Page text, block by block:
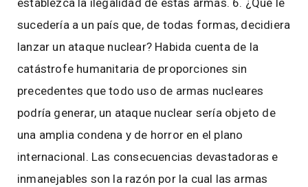
establezca la ilegalidad de estas armas. 6. ¿Qué le
sucedería a un país que, de todas formas, decidiera
lanzar un ataque nuclear? Habida cuenta de la
catástrofe humanitaria de proporciones sin
precedentes que todo uso de armas nucleares
podría generar, un ataque nuclear sería objeto de
una amplia condena y de horror en el plano
internacional. Las consecuencias devastadoras e
inmanejables son la razón por la cual las armas